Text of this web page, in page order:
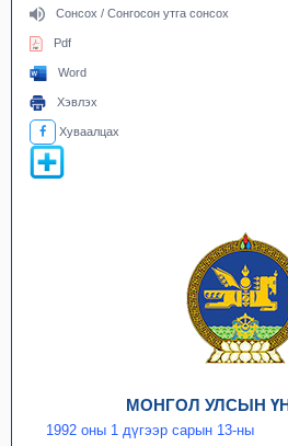
Сонсох / Сонгосон утга сонсох
Pdf
Word
Хэвлэх
Хуваалцах
МОНГОЛ УЛСЫН
1992 оны 1 дүгээр сарын 13-ны